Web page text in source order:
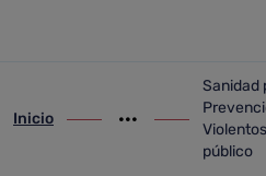
ir-a inicio
Inicio
Mostrar
ir-a
Sanidad
público